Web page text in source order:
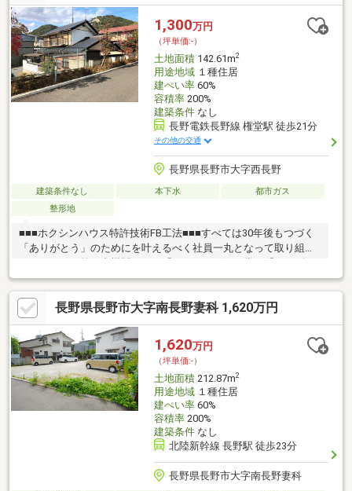
1,300万円
（坪単価:-）
土地面積142.61m2
用途地域１種住居
建ぺい率60%
容積率200%
建築条件なし
長野電鉄長野線 権堂駅 徒歩21分
その他の交通
長野県長野市大字西長野
建築条件なし 本下水
都市ガス
整形地
■■■ホクシンハウス特許技術FB工法■■■すべては30年後もつづく
「ありがとう」のためにを叶えるべく社員一丸となって取り組ん
ザイン賞」「省エネ大賞」「ハウスオブザイヤー」など数多くの
評価を頂いております。ホクシンハウスではお住まいのトータル
プランナーとして新築住宅・建売住宅・土地のご紹介とお客様に
寄り添った提案を心掛けております。是非、現地でホクシンハウ
スの快適な家づくりをご体感くださいませ。物件の詳細やご見学
希望のお客様は下記番号までお気軽にご連絡ください。お問い合
わせ専用フリーダイヤル：0120-2323-58
長野県長野市大字南長野妻科 1,620万円
1,620万円
（坪単価:-）
土地面積212.87m2
用途地域１種住居
建ぺい率60%
容積率200%
建築条件なし
北陸新幹線 長野駅 徒歩23分
長野県長野市大字南長野妻科